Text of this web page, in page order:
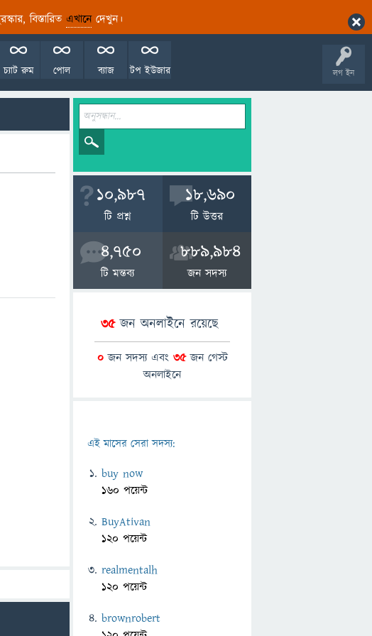
বিস্তারিত এখানেদেখুন।
লগ ইন
টপ ইউজার
ব্যাজ
পোল
চ্যাট রুম
10,987
টি প্রশ্ন
18,690
টি উত্তর
4,750
টি মন্তব্য
889,984
জন সদস্য
35জন অনলাইনে রয়েছে
0জন সদস্য এবং 35জন গেস্ট
অনলাইনে
এই মাসের সেরা সদস্য:
buy now
160 পয়েন্ট
BuyAtivan
120 পয়েন্ট
realmentalh
120 পয়েন্ট
brownrobert